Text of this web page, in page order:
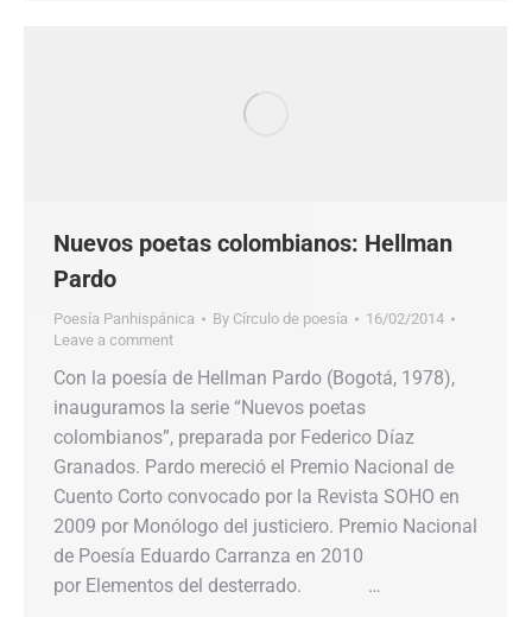
Nuevos poetas colombianos: Hellman
Pardo
Poesía Panhispánica By Círculo de poesía
16/02/2014
Leave a comment
Con la poesía de Hellman Pardo (Bogotá, 1978),
inauguramos la serie “Nuevos poetas
colombianos”, preparada por Federico Díaz
Granados. Pardo mereció el Premio Nacional de
Cuento Corto convocado por la Revista SOHO en
2009 por Monólogo del justiciero. Premio Nacional
de Poesía Eduardo Carranza en 2010
por Elementos del desterrado. …